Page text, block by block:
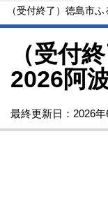
（受付終了）徳島市
（受付
2026阿
最終更新日：2026年